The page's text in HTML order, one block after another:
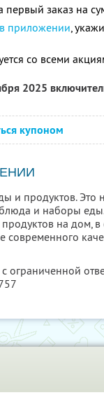
первый заказ на
приложении,
со всеми
2025
купоном
и продуктов.
и наборы
на дом,
современного
ограниченной